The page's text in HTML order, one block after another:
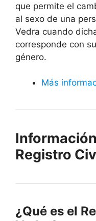
que permite el
al sexo de una
Vedra cuando
corresponde con
género.
Más
Registro
¿Qué es el